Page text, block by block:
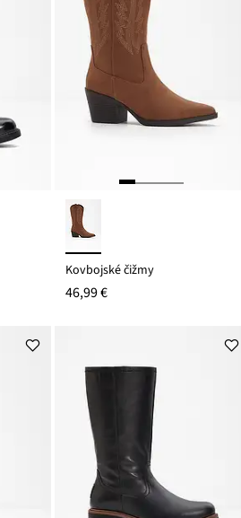
Kovbojské čižmy
46,99 €